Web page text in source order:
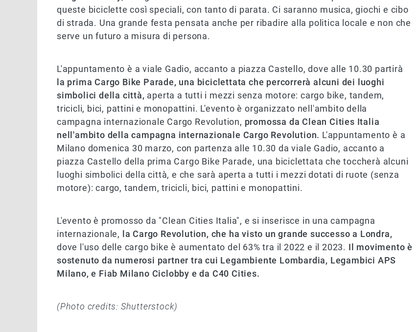
queste biciclette così speciali, con tanto di parata. Ci saranno musica, giochi e cibo
di strada. Una grande festa pensata anche per ribadire alla politica locale e non che
serve un futuro a misura di persona.
L'appuntamento è a viale Gadio, accanto a piazza Castello, dove alle 10.30 partirà
la prima Cargo Bike Parade, una biciclettata che percorrerà alcuni dei luoghi
simbolici della città, aperta a tutti i mezzi senza motore: cargo bike, tandem,
tricicli, bici, pattini e monopattini. L'evento è organizzato nell'ambito della
campagna internazionale Cargo Revolution, promossa da Clean Cities Italia
nell'ambito della campagna internazionale Cargo Revolution. L'appuntamento è a
Milano domenica 30 marzo, con partenza alle 10.30 da viale Gadio, accanto a
piazza Castello della prima Cargo Bike Parade, una biciclettata che toccherà alcuni
luoghi simbolici della città, e che sarà aperta a tutti i mezzi dotati di ruote (senza
motore): cargo, tandem, tricicli, bici, pattini e monopattini.
L'evento è promosso da "Clean Cities Italia", e si inserisce in una campagna
internazionale, la Cargo Revolution, che ha visto un grande successo a Londra,
dove l'uso delle cargo bike è aumentato del 63% tra il 2022 e il 2023. Il movimento è
sostenuto da numerosi partner tra cui Legambiente Lombardia, Legambici APS
Milano, e Fiab Milano Ciclobby e da C40 Cities.
(Photo credits: Shutterstock)